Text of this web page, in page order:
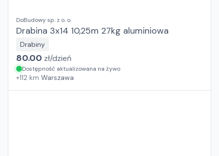
DoBudowy sp. z o. o.
Drabina 3x14 10,25m 27kg aluminiowa
Drabiny
80.00 zł/dzień
Dostępność aktualizowana na żywo
+112 km Warszawa